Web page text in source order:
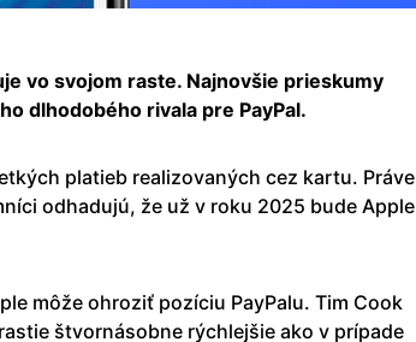
vo svojom raste. Najnovšie prieskumy
dlhodobého rivala pre PayPal.
platieb realizovaných cez kartu. Práve
odhadujú, že už v roku 2025 bude Apple
môže ohroziť pozíciu PayPalu. Tim Cook
štvornásobne rýchlejšie ako v prípade